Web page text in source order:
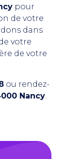
pour
de votre
dans
votre
de votre
ou rendez-
Nancy.